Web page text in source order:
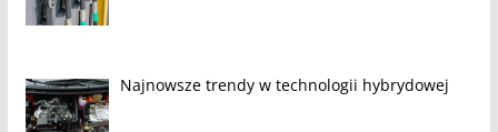
Najnowsze trendy w technologii hybrydowej